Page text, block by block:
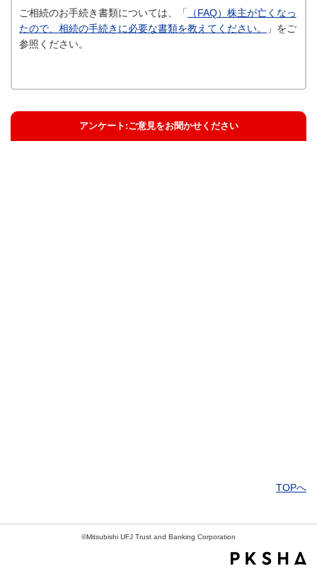
ご相続のお手続き書類については、「
（FAQ）株主が亡くなっ
たので、相続の手続きに必要な書類を教えてください。
」をご
参照ください。
アンケート:ご意見をお聞かせください
TOPへ
©Mitsubishi UFJ Trust and Banking Corporation